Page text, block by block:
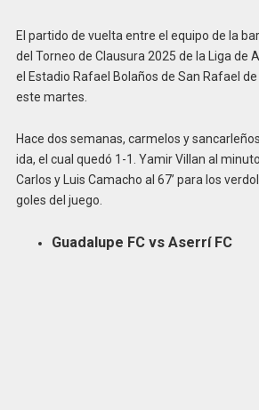
El partido de vuelta entre el equipo de la
del Torneo de Clausura 2025 de la Liga de
el Estadio Rafael Bolaños de San Rafael
este martes.
Hace dos semanas, carmelos y
ida, el cual quedó 1-1. Yamir Villan al
Carlos y Luis Camacho al 67’ para los
goles del juego.
Guadalupe FC vs Aserrí FC